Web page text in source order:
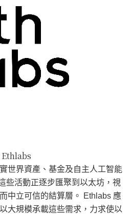
Ethlabs
世界資產、基金及自主人工智能
些活動正逐步匯聚到以太坊，視
中立可信的結算層。 Ethlabs 應
大規模承載這些需求，力求使以